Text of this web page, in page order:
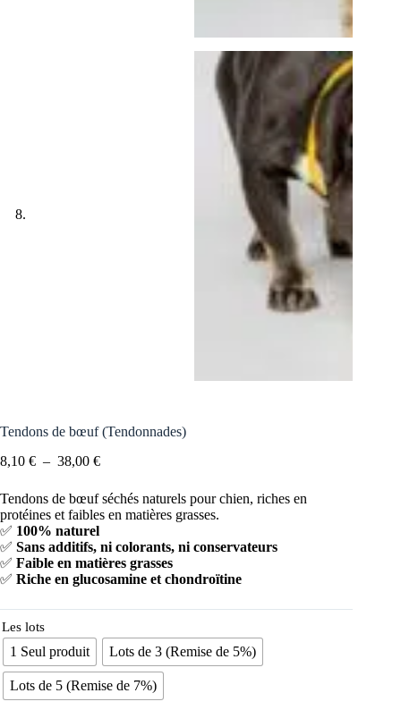
Tendons de bœuf (Tendonnades)
8,10 € – 38,00 €
Tendons de bœuf séchés naturels pour chien, riches en
protéines et faibles en matières grasses.
✅ 100% naturel
✅ Sans additifs, ni colorants, ni conservateurs
✅ Faible en matières grasses
✅ Riche en glucosamine et chondroïtine
Les lots
1 Seul produit Lots de 3 (Remise de 5%)
Lots de 5 (Remise de 7%)